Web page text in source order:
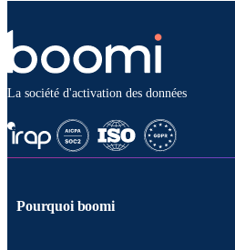
La société d'activation des données
Pourquoi boomi